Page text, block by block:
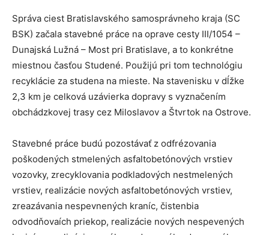
Správa ciest Bratislavského samosprávneho kraja (SC
BSK) začala stavebné práce na oprave cesty III/1054 –
Dunajská Lužná – Most pri Bratislave, a to konkrétne
miestnou časťou Studené. Použijú pri tom technológiu
recyklácie za studena na mieste. Na stavenisku v dĺžke
2,3 km je celková uzávierka dopravy s vyznačením
obchádzkovej trasy cez Miloslavov a Štvrtok na Ostrove.
Stavebné práce budú pozostávať z odfrézovania
poškodených stmelených asfaltobetónových vrstiev
vozovky, zrecyklovania podkladových nestmelených
vrstiev, realizácie nových asfaltobetónových vrstiev,
zreazávania nespevnených kraníc, čistenbia
odvodňovaích priekop, realizácie nových nespevených